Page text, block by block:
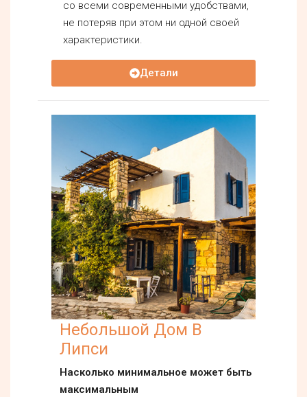
со всеми современными удобствами,
не потеряв при этом ни одной своей
характеристики.
Детали
Небольшой Дом В
Липси
Насколько минимальное может быть
максимальным